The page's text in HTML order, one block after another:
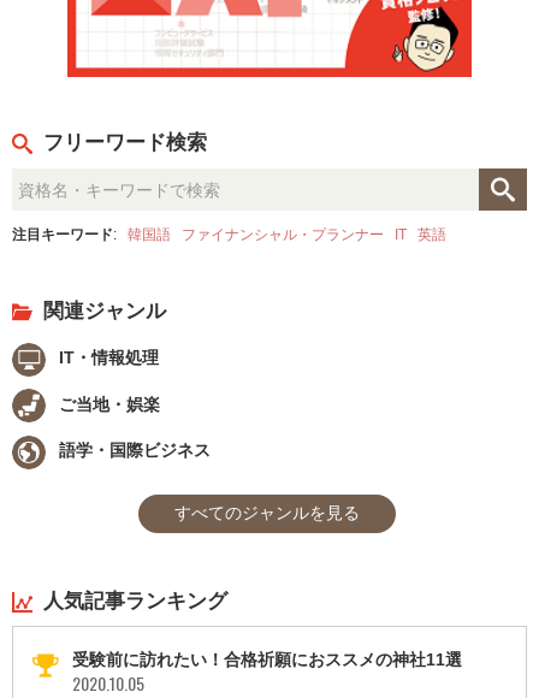
フリーワード検索
注目キーワード: 韓国語 ファイナンシャル・プランナー IT 英語
関連ジャンル
IT・情報処理
ご当地・娯楽
語学・国際ビジネス
すべてのジャンルを見る
人気記事ランキング
受験前に訪れたい！合格祈願におススメの神社11選
2020.10.05